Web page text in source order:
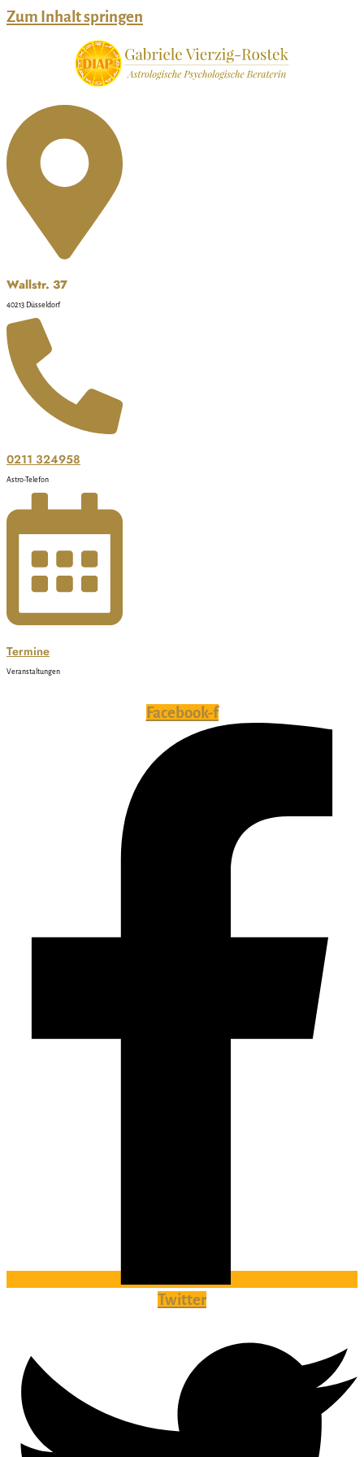
Zum Inhalt springen
Wallstr. 37
40213 Düsseldorf
0211 324958
Astro-Telefon
Termine
Veranstaltungen
Facebook-f
Twitter